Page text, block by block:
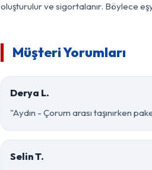
oluşturulur ve sigortalanır. Böylece
Müşteri Yorumları
Derya L.
"Aydın - Çorum arası taşınırken
Selin T.